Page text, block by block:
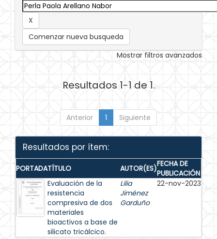
Comenzar nueva busqueda
Mostrar filtros avanzados
Resultados 1-1 de 1.
Anterior 1 Siguiente
Resultados por ítem:
PORTADATÍTULO AUTOR(ES)FECHA DE
PUBLICACIÓN
Evaluación de la
resistencia
compresiva de dos
materiales
bioactivos a base de
silicato tricálcico.
Lilia
Jiménez
Garduño
22-nov-2023